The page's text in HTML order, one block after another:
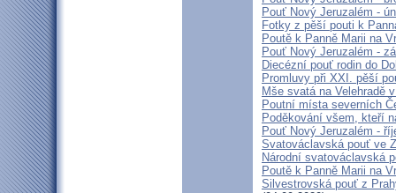
Pouť Nový Jeruzalém -
Fotky z pěší pouti k
Poutě k Panně Marii na
Pouť Nový Jeruzalém -
Diecézní pouť rodin do
Promluvy při XXI. pěší
Mše svatá na Velehradě
Poutní místa severních
Poděkování všem, kteří
Pouť Nový Jeruzalém -
Svatováclavská pouť ve
Národní svatováclavská
Poutě k Panně Marii na
Silvestrovská pouť z